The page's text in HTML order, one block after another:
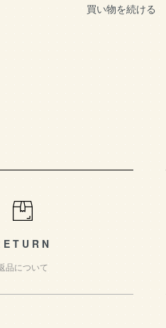
買い物を続ける
品について